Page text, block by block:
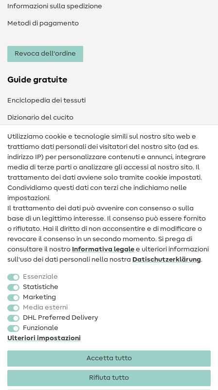
Informazioni sulla spedizione
Metodi di pagamento
Revoca dell'ordine
Guide gratuite
Enciclopedia dei tessuti
Dizionario del cucito
Nähanleitungen
Assistenza e contatto
Contatto
Informazioni sul nuovo proprietario
FAQ
Diritto di recesso
Popolare
Accessori cucito
Sale
Utilizziamo cookie e tecnologie simili sul nostro sito web e
trattiamo dati personali dei visitatori del nostro sito (ad es.
indirizzo IP) per personalizzare contenuti e annunci, integrare
media di terze parti o analizzare gli accessi al nostro sito. Il
trattamento dei dati avviene solo tramite cookie impostati.
Condividiamo questi dati con terzi che indichiamo nelle
impostazioni.
Il trattamento dei dati può avvenire con consenso o sulla
base di un legittimo interesse. Il consenso può essere fornito
o rifiutato. Hai il diritto di non acconsentire e di modificare o
revocare il consenso in un secondo momento. Si prega di
consultare il nostro Informativa legale e ulteriori informazioni
sull'uso dei dati personali nella nostra Dati­schutz­erklärung.
Essenziale
Statistiche
Marketing
Media esterni
DHL Preferred Delivery
Funzionale
Ulteriori impostazioni
Accetta tutto
Rifiuta tutto
Informazioni legali Privacy
Condizioni generali